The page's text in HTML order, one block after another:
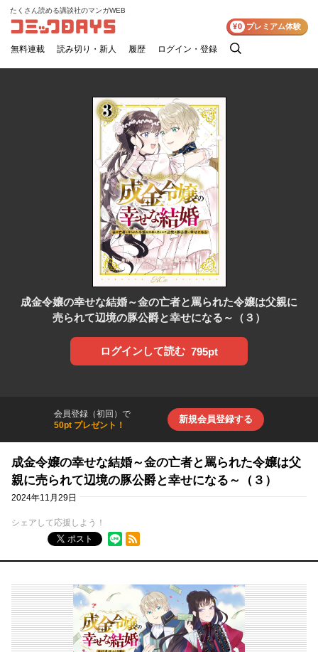
コミックDAYS
たくさん読める講談社のマンガWEB
無料連載 読み切り・新人 履歴 ログイン・登録
検
¥0 プレミアム体験
成金令嬢の幸せな結婚～金の亡者と罵られた令嬢は父親に
売られて辺境の豚公爵と幸せになる～（３）
ログインして読む 795pt
会員登録（初回）で
50pt プレゼント！
新規会員登録する
成金令嬢の幸せな結婚～金の亡者と罵られた令嬢は父
親に売られて辺境の豚公爵と幸せになる～（３）
2024年11月29日
シェアして応援しよう！
ポスト
RSSフィード